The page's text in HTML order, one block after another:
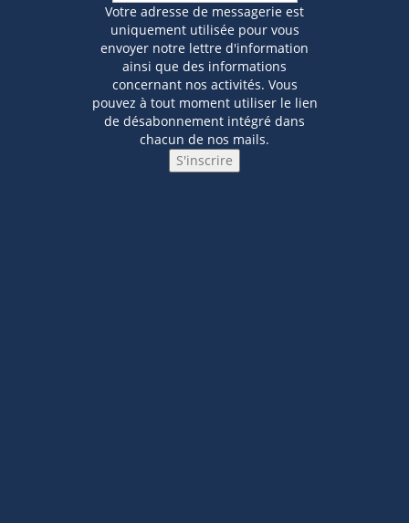
Votre adresse de messagerie est
uniquement utilisée pour vous
envoyer notre lettre d'information
ainsi que des informations
concernant nos activités. Vous
pouvez à tout moment utiliser le lien
de désabonnement intégré dans
chacun de nos mails.